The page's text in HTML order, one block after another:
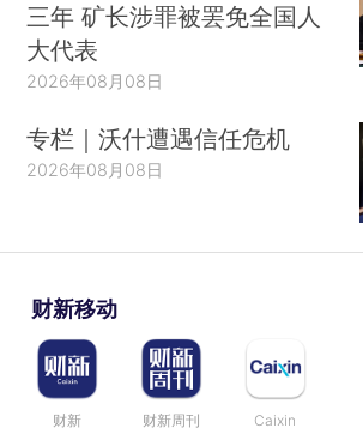
三年 矿长涉罪被罢免全国人
大代表
2026年08月08日
专栏｜沃什遭遇信任危机
2026年08月08日
财新移动
财新 财新周刊 Caixin